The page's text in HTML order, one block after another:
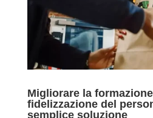
Migliorare la
fidelizzazione del
semplice soluzione